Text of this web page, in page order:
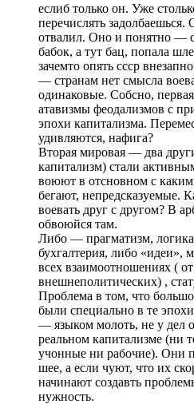
еслиб только он. Уже
перечислять
отвалил. Оно и понятно —
бабок, а тут бац, попала
зачемто опять ссср
— странам нет смысла
одинаковые. Собсно,
атавизмы феодализмов с
эпохи капитализма.
удивляются, нафига?
Вторая мировая — два
капитализм) стали
воюют в отсновном с
бегают, непредсказуемые.
воевать друг с другом? В
обвоюйся там.
Либо — прагматизм,
бухгалтерия, либо «идеи»,
всех взаимоотношениях (
внешнеполитических) ,
Проблема в том, что
были специально в те
— языком молоть, не у дел
реальном капитализме (ни
учонные ни рабочие). Они
шее, а если чуют, что их
начинают создавть
нужность.